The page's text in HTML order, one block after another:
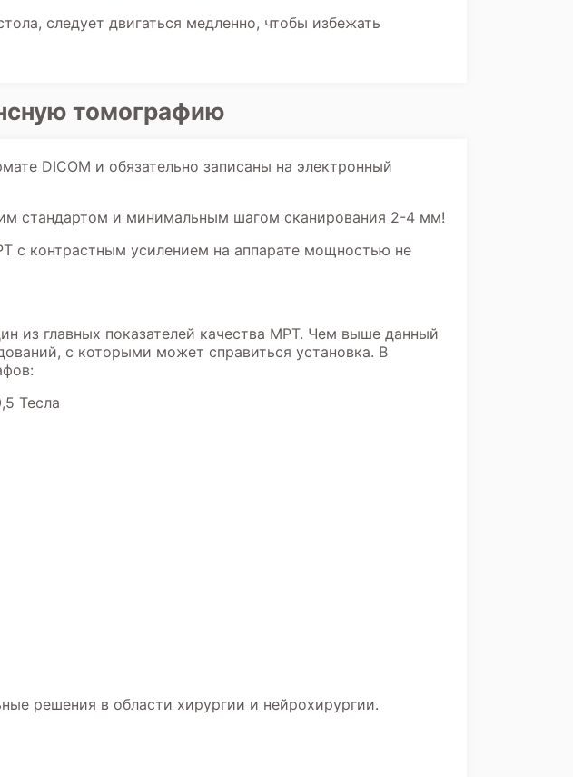
следует двигаться медленно, чтобы избежать
томографию
DICOM и обязательно записаны на электронный
стандартом и минимальным шагом сканирования 2-4 мм!
с контрастным усилением на аппарате мощностью не
из главных показателей качества МРТ. Чем выше данный
с которыми может справиться установка. В
Тесла
решения в области хирургии и нейрохирургии.